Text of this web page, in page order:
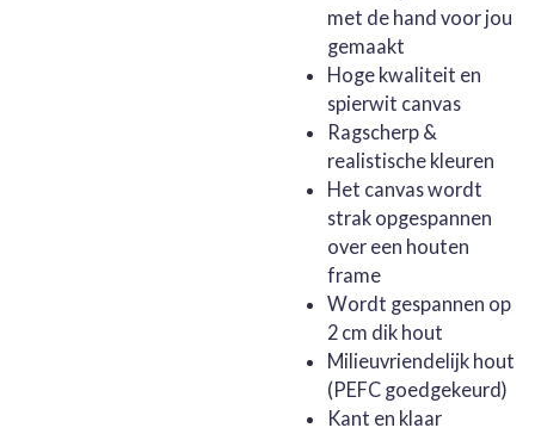
met de hand voor jou
gemaakt
Hoge kwaliteit en
spierwit canvas
Ragscherp &
realistische kleuren
Het canvas wordt
strak opgespannen
over een houten
frame
Wordt gespannen op
2 cm dik hout
Milieuvriendelijk hout
(PEFC goedgekeurd)
Kant en klaar